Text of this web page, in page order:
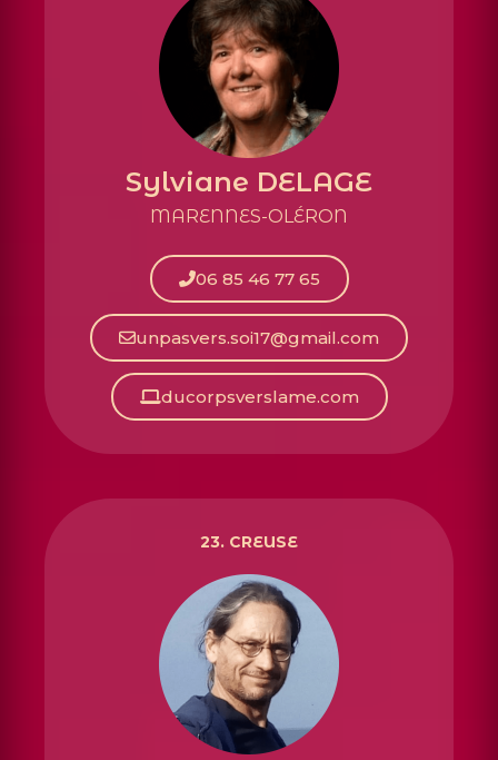
Sylviane DELAGE
MARENNES-OLÉRON
06 85 46 77 65
unpasvers.soi17@gmail.com
ducorpsverslame.com
23. CREUSE